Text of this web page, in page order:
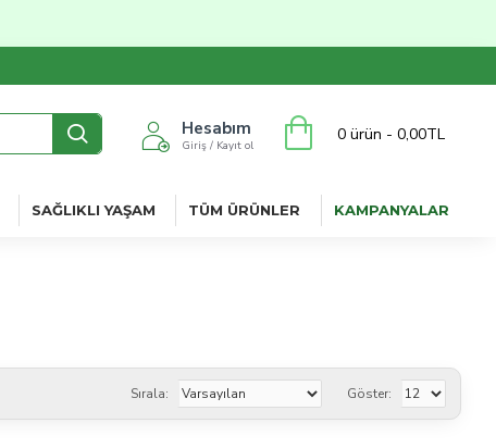
Hesabım
Giriş / Kayıt ol
0 ürün - 0,00TL
SAĞLIKLI YAŞAM TÜM ÜRÜNLER KAMPANYALAR
Sırala: Göster: